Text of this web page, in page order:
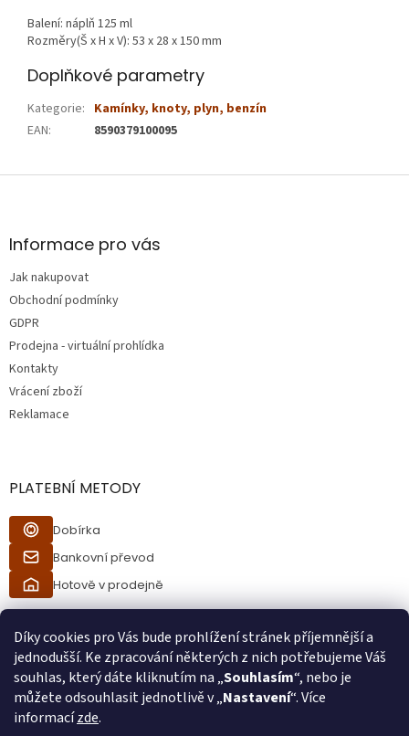
Díky cookies pro Vás bude prohlížení stránek příjemnější a
jednodušší. Ke zpracování některých z nich potřebujeme Váš
souhlas, který dáte kliknutím na „Souhlasím“, nebo je
můžete odsouhlasit jednotlivě v „Nastavení“. Více
informacízde.
Balení: náplň 125 ml
Rozměry(Š x H x V): 53 x 28 x 150 mm
Doplňkové parametry
Kategorie: Kamínky, knoty, plyn, benzín
EAN: 8590379100095
Z
aInformace pro vás
Jak nakupovat
Obchodní podmínky
GDPR
Prodejna - virtuální prohlídka
Kontakty
Vrácení zboží
Reklamace
PLATEBNÍ METODY
Dobírka
Bankovní převod
Hotově v prodejně